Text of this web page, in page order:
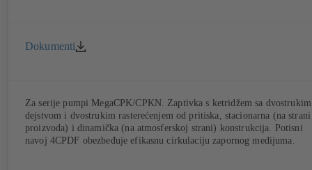
Dokumenti
Za serije pumpi MegaCPK/CPKN. Zaptivka s ketridžem sa dvostrukim
dejstvom i dvostrukim rasterećenjem od pritiska, stacionarna (na strani
proizvoda) i dinamička (na atmosferskoj strani) konstrukcija. Potisni
navoj 4CPDF obezbeđuje efikasnu cirkulaciju zapornog medijuma.